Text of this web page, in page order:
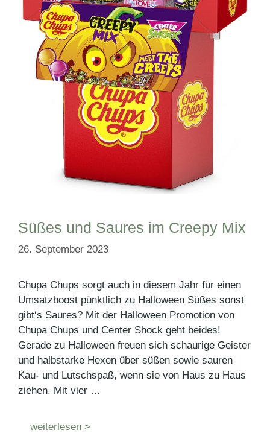
Süßes und Saures im Creepy Mix
26. September 2023
Chupa Chups sorgt auch in diesem Jahr für einen
Umsatzboost pünktlich zu Halloween Süßes sonst
gibt‘s Saures? Mit der Halloween Promotion von
Chupa Chups und Center Shock geht beides!
Gerade zu Halloween freuen sich schaurige Geister
und halbstarke Hexen über süßen sowie sauren
Kau- und Lutschspaß, wenn sie von Haus zu Haus
ziehen. Mit vier …
weiterlesen >